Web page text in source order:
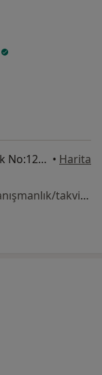
Çukurambar Mahallesi 1446. Sokak No:12/25 Alternatif Plaza,, Ankara • Harita
Bu uzman ilgili adres için online danışmanlık/takvim sunmuyor.